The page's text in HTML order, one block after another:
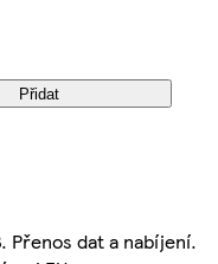
Přidat
Přenos dat a nabíjení.